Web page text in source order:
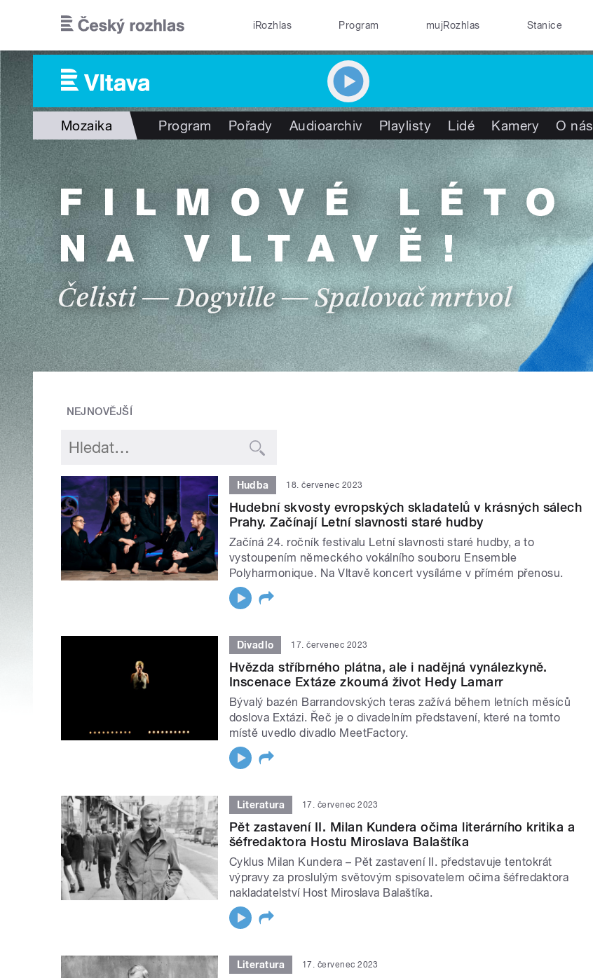
iRozhlas Program mujRozhlas Stanice
Mozaika Program Pořady Audioarchiv Playlisty Lidé Kamery O nás
NEJNOVĚJŠÍ
Hudba 18. červenec 2023
Hudební skvosty evropských skladatelů v krásných sálech
Prahy. Začínají Letní slavnosti staré hudby
Začíná 24. ročník festivalu Letní slavnosti staré hudby, a to
vystoupením německého vokálního souboru Ensemble
Polyharmonique. Na Vltavě koncert vysíláme v přímém přenosu.
Divadlo 17. červenec 2023
Hvězda stříbrného plátna, ale i nadějná vynálezkyně.
Inscenace Extáze zkoumá život Hedy Lamarr
Bývalý bazén Barrandovských teras zažívá během letních měsíců
doslova Extázi. Řeč je o divadelním představení, které na tomto
místě uvedlo divadlo MeetFactory.
Literatura 17. červenec 2023
Pět zastavení II. Milan Kundera očima literárního kritika a
šéfredaktora Hostu Miroslava Balaštíka
Cyklus Milan Kundera – Pět zastavení II. představuje tentokrát
výpravy za proslulým světovým spisovatelem očima šéfredaktora
nakladatelství Host Miroslava Balaštíka.
Literatura 17. červenec 2023